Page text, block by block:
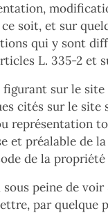
soit, et sur
qui y sont
L. 335-2 et
sur le
cités sur le
représentation
et préalable de
de la
sous peine de
par quelque